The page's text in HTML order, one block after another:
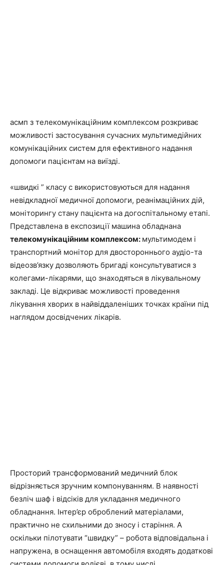
асмп з телекомунікаційним комплексом розкриває
можливості застосування сучасних мультимедійних
комунікаційних систем для ефективного надання
допомоги пацієнтам на виїзді.
«швидкі ” класу с використовуються для надання
невідкладної медичної допомоги, реанімаційних дій,
моніторингу стану пацієнта на догоспітальному етапі.
Представлена в експозиції машина обладнана
телекомунікаційним комплексом: мультимодем і
транспортний монітор для двостороннього аудіо-та
відеозв’язку дозволяють бригаді консультуватися з
колегами-лікарями, що знаходяться в лікувальному
закладі. Це відкриває можливості проведення
лікування хворих в найвіддаленіших точках країни під
наглядом досвідчених лікарів.
Просторий трансформований медичний блок
відрізняється зручним компонуванням. В наявності
безліч шаф і відсіків для укладання медичного
обладнання. Інтер’єр оброблений матеріалами,
практично не схильними до зносу і старіння. А
оскільки пілотувати “швидку” – робота відповідальна і
напружена, в оснащення автомобіля входять додаткові